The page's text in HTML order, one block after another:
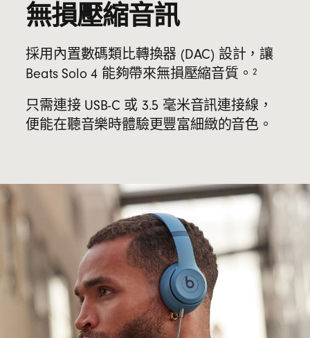
無損壓縮音訊
採用內置數碼類比轉換器 (DAC) 設計，讓
Beats Solo 4 能夠帶來無損壓縮音質。 2
只需連接 USB-C 或 3.5 毫米音訊連接線，
便能在聽音樂時體驗更豐富細緻的音色。